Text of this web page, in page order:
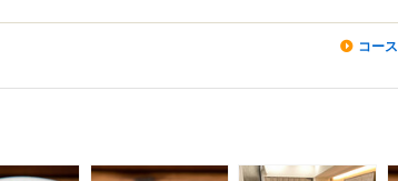
コース